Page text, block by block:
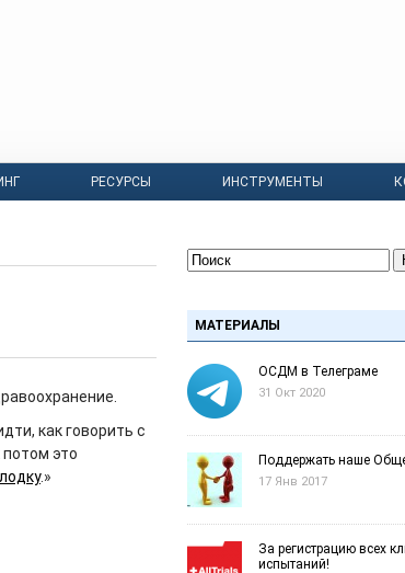
РЕСУРСЫ ИНСТРУМЕНТЫ
как говорить с
потом это
.»
МАТЕРИАЛЫ
ОСДМ в Телеграме
31 Окт 2020
Поддержать наше
17 Янв 2017
За регистрацию всех
испытаний!